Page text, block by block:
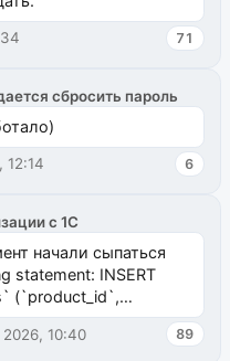
71
сбросить пароль
12:14 6
с 1С
начали сыпаться
statement: INSERT
(`product_id`,
2026, 10:40 89